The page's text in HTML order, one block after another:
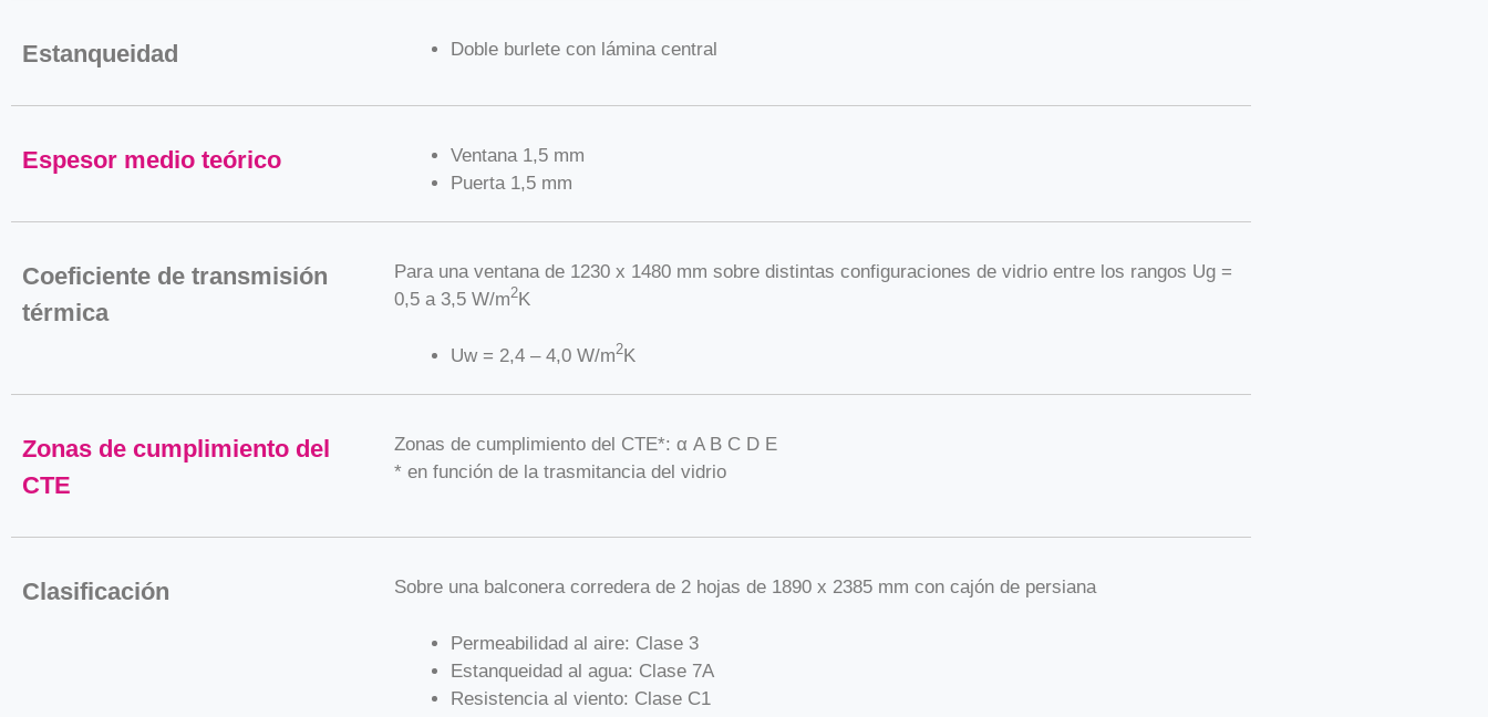
Estanqueidad Doble burlete con lámina central
Espesor medio teórico
Ventana 1,5 mm
Puerta 1,5 mm
Coeficiente de transmisión
térmica
Para una ventana de 1230 x 1480 mm sobre distintas configuraciones de vidrio entre los rangos Ug =
0,5 a 3,5 W/m2K
Uw = 2,4 – 4,0 W/m2K
Zonas de cumplimiento del
CTE
Zonas de cumplimiento del CTE*: α A B C D E
* en función de la trasmitancia del vidrio
Clasificación Sobre una balconera corredera de 2 hojas de 1890 x 2385 mm con cajón de persiana
Permeabilidad al aire: Clase 3
Estanqueidad al agua: Clase 7A
Resistencia al viento: Clase C1